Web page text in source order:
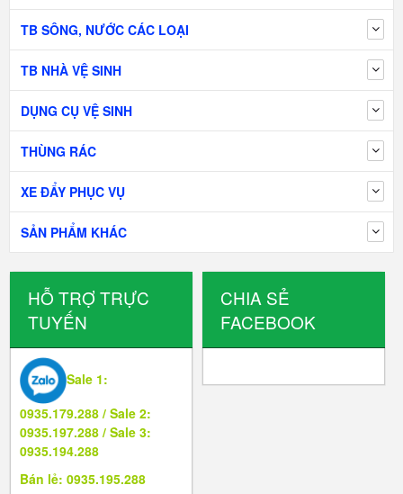
TB SÔNG, NƯỚC CÁC LOẠI
TB NHÀ VỆ SINH
DỤNG CỤ VỆ SINH
THÙNG RÁC
XE ĐẨY PHỤC VỤ
SẢN PHẨM KHÁC
HỖ TRỢ TRỰC
TUYẾN
Sale 1:
0935.179.288 / Sale 2:
0935.197.288 / Sale 3:
0935.194.288
Bán lẻ: 0935.195.288
CHIA SẺ
FACEBOOK